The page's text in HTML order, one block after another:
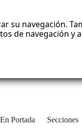
su navegación.
de navegación
En Portada Secciones